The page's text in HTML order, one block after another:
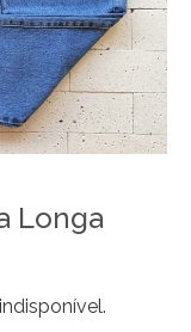
Longa